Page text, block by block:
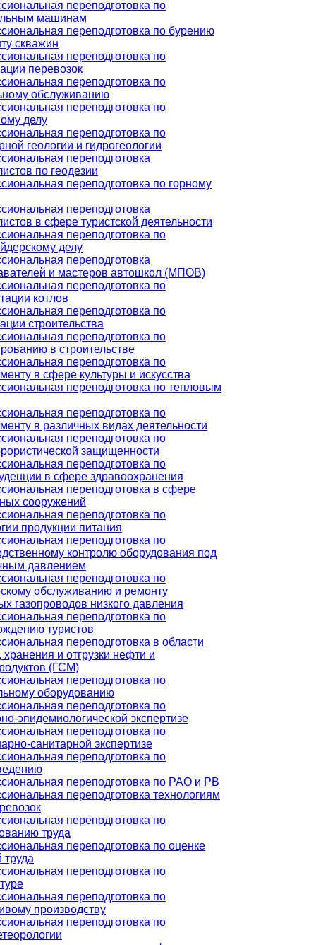
переподготовка по
машинам
переподготовка по бурению
скважин
переподготовка по
перевозок
переподготовка по
обслуживанию
переподготовка по
делу
переподготовка по
геологии и гидрогеологии
переподготовка
по геодезии
переподготовка по горному
переподготовка
в сфере туристской деятельности
переподготовка по
делу
переподготовка
и мастеров автошкол (МПОВ)
переподготовка по
котлов
переподготовка по
строительства
переподготовка по
в строительстве
переподготовка по
в сфере культуры и искусства
переподготовка по тепловым
переподготовка по
в различных видах деятельности
переподготовка по
защищенности
переподготовка по
в сфере здравоохранения
переподготовка в сфере
сооружений
переподготовка по
продукции питания
переподготовка по
контролю оборудования под
давлением
переподготовка по
обслуживанию и ремонту
газопроводов низкого давления
переподготовка по
туристов
переподготовка в области
и отгрузки нефти и
(ГСМ)
переподготовка по
оборудованию
переподготовка по
эпидемиологической экспертизе
переподготовка по
санитарной экспертизе
переподготовка по
переподготовка по РАО и РВ
переподготовка технологиям
переподготовка по
труда
переподготовка по оценке
труда
переподготовка по
переподготовка по
производству
переподготовка по